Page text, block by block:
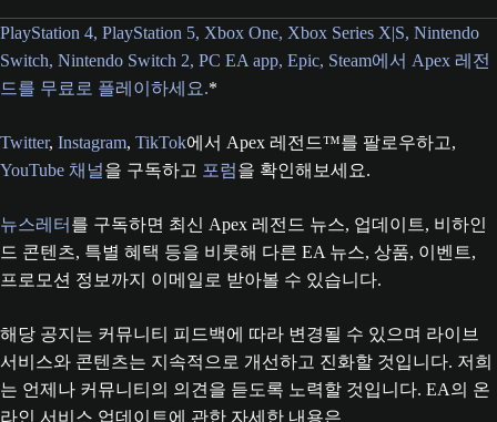
PlayStation 4, PlayStation 5, Xbox One, Xbox Series X|S, Nintendo
Switch, Nintendo Switch 2, PC EA app, Epic, Steam에서 Apex 레전
드를 무료로 플레이하세요.*
Twitter, Instagram, TikTok에서 Apex 레전드™를 팔로우하고,
YouTube 채널을 구독하고 포럼을 확인해보세요.
뉴스레터 를 구독하면 최신 Apex 레전드 뉴스, 업데이트, 비하인
드 콘텐츠, 특별 혜택 등을 비롯해 다른 EA 뉴스, 상품, 이벤트,
프로모션 정보까지 이메일로 받아볼 수 있습니다.
해당 공지는 커뮤니티 피드백에 따라 변경될 수 있으며 라이브
서비스와 콘텐츠는 지속적으로 개선하고 진화할 것입니다. 저희
는 언제나 커뮤니티의 의견을 듣도록 노력할 것입니다. EA의 온
라인 서비스 업데이트에 관한 자세한 내용은